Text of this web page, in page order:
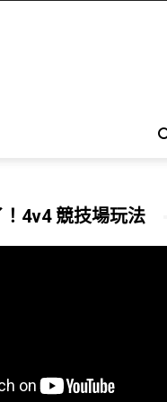
4v4 競技場玩法